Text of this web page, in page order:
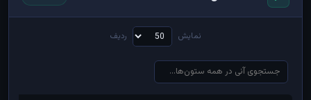
نمایش ردیف